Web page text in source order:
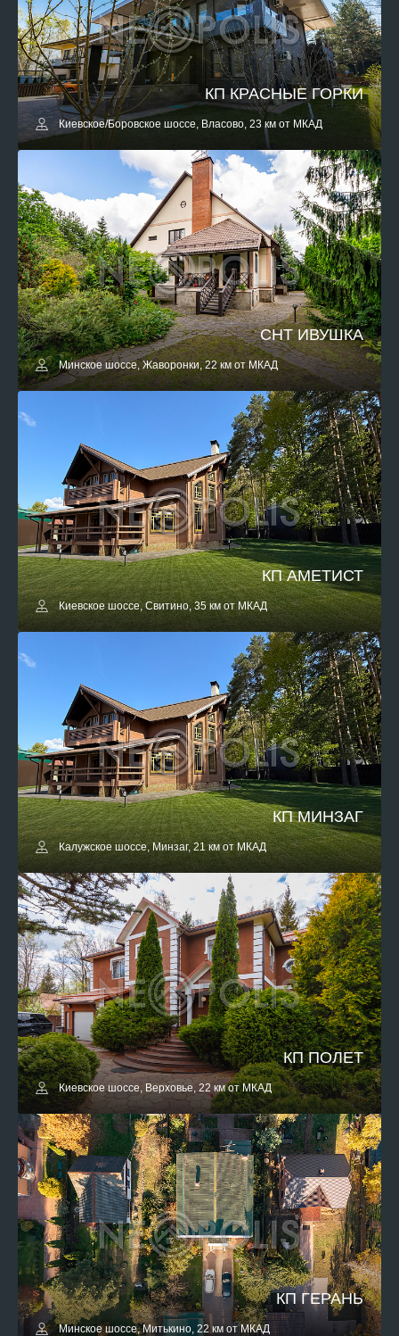
КП КРАСНЫЕ ГОРКИ
Киевское/Боровское шоссе, Власово, 23 км от МКАД
СНТ ИВУШКА
Минское шоссе, Жаворонки, 22 км от МКАД
КП АМЕТИСТ
Киевское шоссе, Свитино, 35 км от МКАД
КП МИНЗАГ
Калужское шоссе, Минзаг, 21 км от МКАД
КП ПОЛЕТ
Киевское шоссе, Верховье, 22 км от МКАД
КП ГЕРАНЬ
Минское шоссе, Митькино, 22 км от МКАД